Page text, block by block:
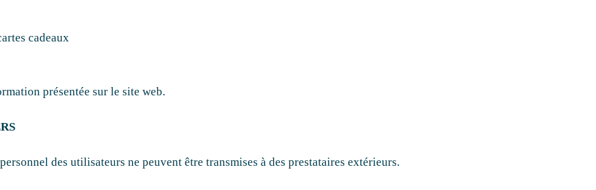
cadeaux
présentée sur le site web.
des utilisateurs ne peuvent être transmises à des prestataires extérieurs.